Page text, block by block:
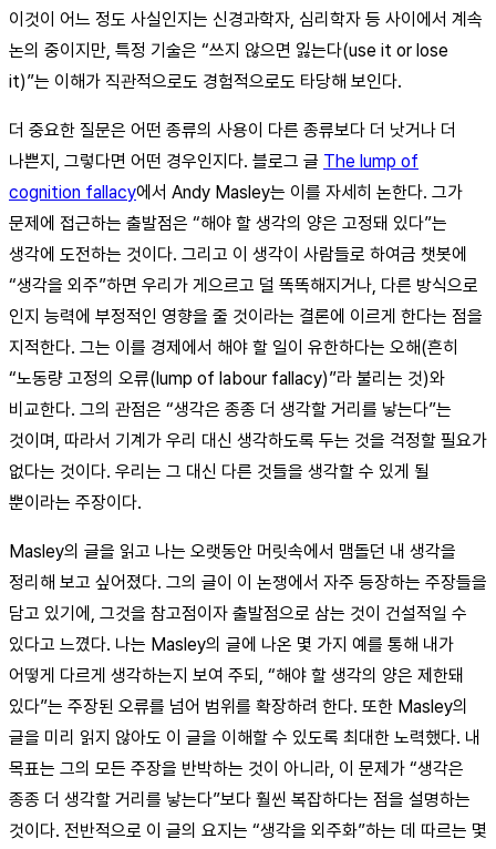
이것이 어느 정도 사실인지는 신경과학자, 심리학자 등 사이에서 계속
논의 중이지만, 특정 기술은 “쓰지 않으면 잃는다(use it or lose
it)”는 이해가 직관적으로도 경험적으로도 타당해 보인다.
더 중요한 질문은 어떤 종류의 사용이 다른 종류보다 더 낫거나 더
나쁜지, 그렇다면 어떤 경우인지다. 블로그 글 The lump of
cognition fallacy에서 Andy Masley는 이를 자세히 논한다. 그가
문제에 접근하는 출발점은 “해야 할 생각의 양은 고정돼 있다”는
생각에 도전하는 것이다. 그리고 이 생각이 사람들로 하여금 챗봇에
“생각을 외주”하면 우리가 게으르고 덜 똑똑해지거나, 다른 방식으로
인지 능력에 부정적인 영향을 줄 것이라는 결론에 이르게 한다는 점을
지적한다. 그는 이를 경제에서 해야 할 일이 유한하다는 오해(흔히
“노동량 고정의 오류(lump of labour fallacy)”라 불리는 것)와
비교한다. 그의 관점은 “생각은 종종 더 생각할 거리를 낳는다”는
것이며, 따라서 기계가 우리 대신 생각하도록 두는 것을 걱정할 필요가
없다는 것이다. 우리는 그 대신 다른 것들을 생각할 수 있게 될
뿐이라는 주장이다.
Masley의 글을 읽고 나는 오랫동안 머릿속에서 맴돌던 내 생각을
정리해 보고 싶어졌다. 그의 글이 이 논쟁에서 자주 등장하는 주장들을
담고 있기에, 그것을 참고점이자 출발점으로 삼는 것이 건설적일 수
있다고 느꼈다. 나는 Masley의 글에 나온 몇 가지 예를 통해 내가
어떻게 다르게 생각하는지 보여 주되, “해야 할 생각의 양은 제한돼
있다”는 주장된 오류를 넘어 범위를 확장하려 한다. 또한 Masley의
글을 미리 읽지 않아도 이 글을 이해할 수 있도록 최대한 노력했다. 내
목표는 그의 모든 주장을 반박하는 것이 아니라, 이 문제가 “생각은
종종 더 생각할 거리를 낳는다”보다 훨씬 복잡하다는 점을 설명하는
것이다. 전반적으로 이 글의 요지는 “생각을 외주화”하는 데 따르는 몇